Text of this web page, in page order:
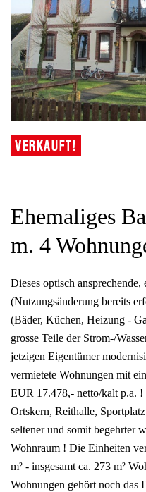
Ehemaliges
m. 4
Dieses optisch
(Nutzungsänderung bereits
(Bäder, Küchen, Heizung -
grosse Teile der Strom-/
jetzigen Eigentümer
vermietete Wohnungen mit
EUR 17.478,- netto/kalt p.a.
Ortskern, Reithalle,
seltener und somit begehrter
Wohnraum ! Die Einheiten
m² - insgesamt ca. 273 m²
Wohnungen gehört noch das